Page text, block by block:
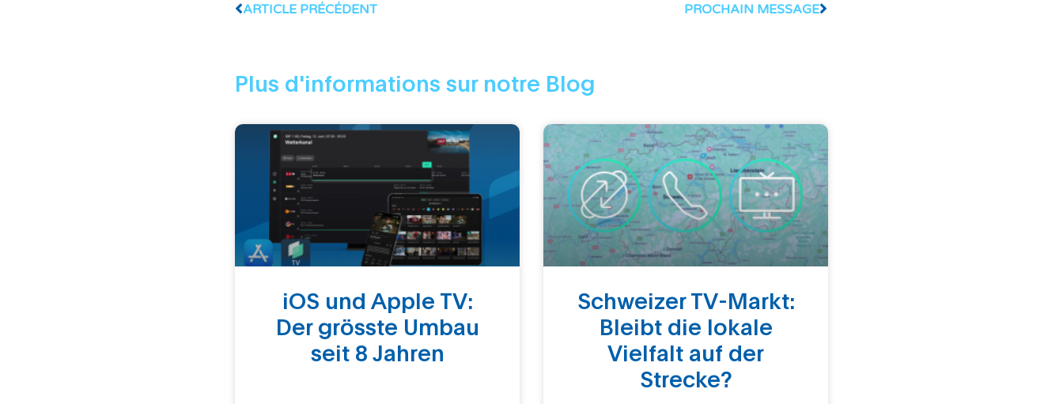
ARTICLE PRÉCÉDENT PROCHAIN MESSAGE
Plus d'informations sur notre Blog
iOS und Apple TV:
Der grösste Umbau
seit 8 Jahren
Schweizer TV-Markt:
Bleibt die lokale
Vielfalt auf der
Strecke?